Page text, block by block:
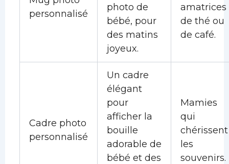
personnalisé
photo de
bébé, pour
des matins
joyeux.
amatrices
de thé ou
de café.
Cadre photo
personnalisé
Un cadre
élégant
pour
afficher la
bouille
adorable de
bébé et des
Mamies
qui
chérissent
les
souvenirs.